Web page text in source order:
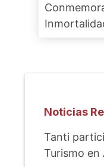
Noticias
Tanti
Turismo en